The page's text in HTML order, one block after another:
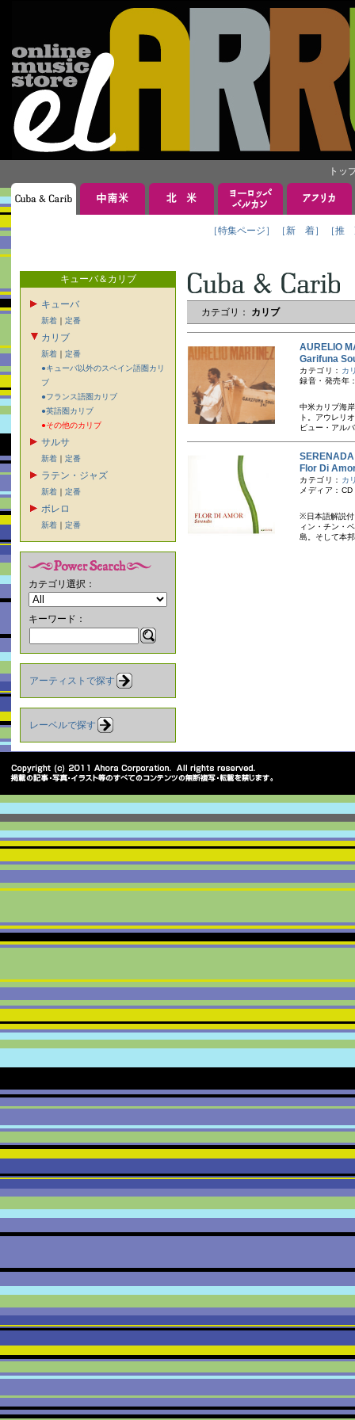
トッ
［特集ページ］ ［新 着］ ［推
キューバ＆カリブ
キューバ
新着 ｜ 定番
カリブ
新着 ｜ 定番
●キューバ以外のスペイン語圏カリ
ブ
●フランス語圏カリブ
●英語圏カリブ
●その他のカリブ
サルサ
新着 ｜ 定番
ラテン・ジャズ
新着 ｜ 定番
ボレロ
新着 ｜ 定番
カテゴリ選択：
キーワード：
アーティストで探す
レーベルで探す
カテゴリ： カリブ
AURELIO
Garifuna
カテゴリ： カ
録音・発売年
中米カリブ海
ト。アウレリ
ビュー・アル
Flor Di
カテゴリ： カ
メディア：CD
※日本語解説付
ィン・チン・
島。そして本